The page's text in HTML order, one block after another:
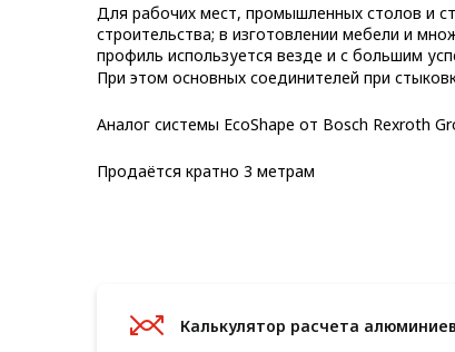
Конструкции из профиля
Услуги дополнительной
обработки профиля
Для рабочих мест, промышленных столов и
строительства; в изготовлении мебели и
профиль используется везде и с большим
При этом основных соединителей при
Аналог системы EcoShape от Bosch Rexroth
Продаётся кратно 3 метрам
Калькулятор расчета